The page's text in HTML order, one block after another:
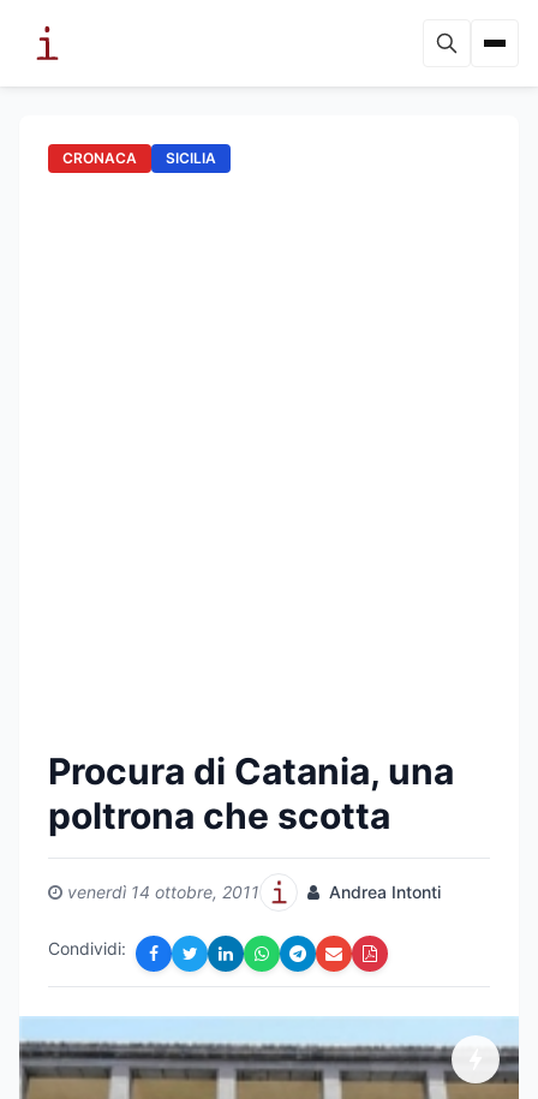
CRONACA SICILIA
Procura di Catania, una
poltrona che scotta
venerdì 14 ottobre, 2011 Andrea Intonti
Condividi: